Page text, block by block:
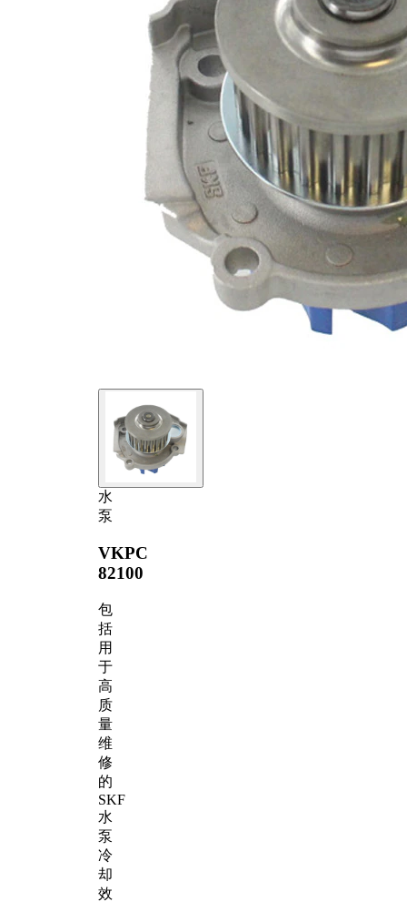
水
泵
VKPC
82100
包
括
用
于
高
质
量
维
修
的
SKF
水
泵
冷
却
效
值
用
于